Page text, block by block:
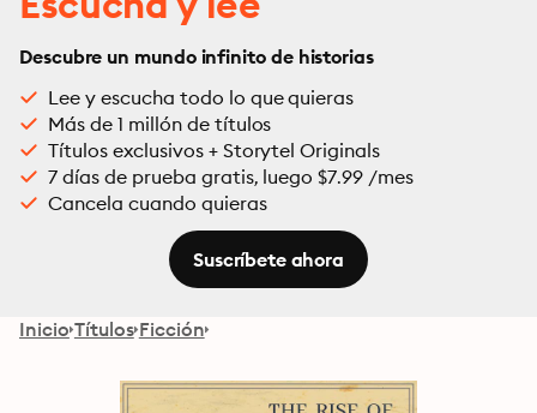
Descubre un mundo infinito de historias
Lee y escucha todo lo que quieras
Más de 1 millón de títulos
Títulos exclusivos + Storytel Originals
7 días de prueba gratis, luego $7.99 /mes
Cancela cuando quieras
Suscríbete ahora
Inicio Títulos Ficción